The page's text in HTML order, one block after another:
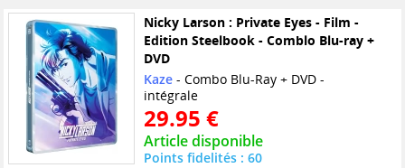
Nicky Larson : Private Eyes - Film -
Edition Steelbook - Comblo Blu-ray +
DVD
Kaze- Combo Blu-Ray + DVD -
intégrale
29.95 €
Article disponible
Points fidelités : 60